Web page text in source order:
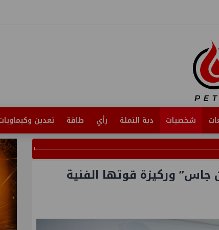
شخصيات دبة النملة رأي طاقة تعدين
وركيزة قوتها الفنية